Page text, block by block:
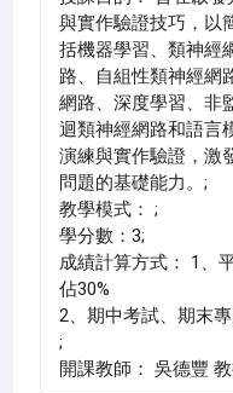
與實作驗證技巧，以
括機器學習、類神經
路、自組性類神經網
網路、深度學習、非
迴類神經網路和語言
演練與實作驗證，激
問題的基礎能力。;
教學模式： ;
學分數：3;
成績計算方式： 1、
佔30%
2、期中考試、期末
;
開課教師： 吳德豐